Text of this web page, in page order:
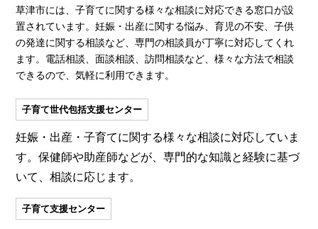
草津市には、子育てに関する様々な相談に対応できる窓口が設
置されています。妊娠・出産に関する悩み、育児の不安、子供
の発達に関する相談など、専門の相談員が丁寧に対応してくれ
ます。電話相談、面談相談、訪問相談など、様々な方法で相談
できるので、気軽に利用できます。
子育て世代包括支援センター
妊娠・出産・子育てに関する様々な相談に対応していま
す。保健師や助産師などが、専門的な知識と経験に基づ
いて、相談に応じます。
子育て支援センター